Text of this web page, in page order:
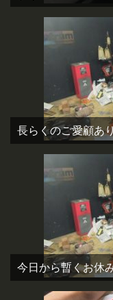
長らくのご愛顧あ
今日から暫くお休